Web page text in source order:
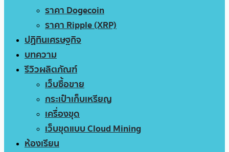
ราคา Dogecoin
ราคา Ripple (XRP)
ปฏิทินเศรษฐกิจ
บทความ
รีวิวผลิตภัณฑ์
เว็บซื้อขาย
กระเป๋าเก็บเหรียญ
เครื่องขุด
เว็บขุดแบบ Cloud Mining
ห้องเรียน